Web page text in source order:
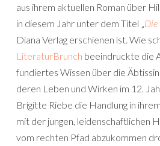
aus ihrem aktuellen Roman über
in diesem Jahr unter dem Titel „ Die
Diana Verlag erschienen ist. Wie
LiteraturBrunch beeindruckte die
fundiertes Wissen über die
deren Leben und Wirken im 12.
Brigitte Riebe die Handlung in
mit der jungen, leidenschaftlichen
vom rechten Pfad abzukommen